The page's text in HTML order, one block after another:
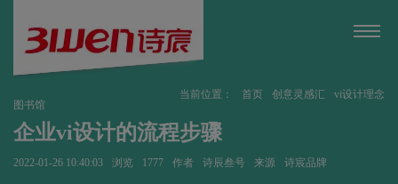
当前位置： 首页 创意灵感汇
vi设计理念
图书馆
企业vi设计的流程步骤
2022-01-26 10:40:03 浏览 1777 作者 诗辰叁号 来源 诗宸品牌